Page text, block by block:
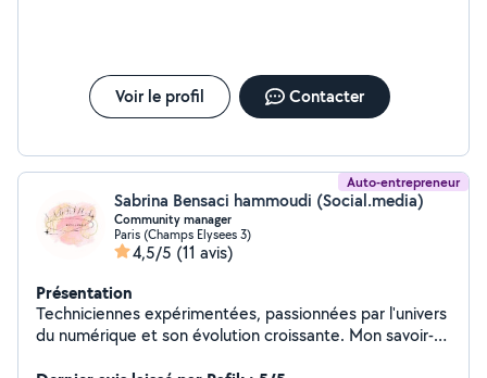
Voir le profil Contacter
Auto-entrepreneur
Sabrina Bensaci hammoudi (Social.media)
Community manager
Paris (Champs Elysees 3)
4,5/5 (11 avis)
Présentation
Techniciennes expérimentées, passionnées par l'univers
du numérique et son évolution croissante. Mon savoir-